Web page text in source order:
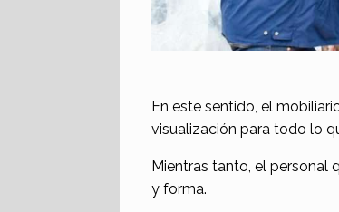
En este sentido, el
visualización para todo lo
Mientras tanto, el personal
y forma.